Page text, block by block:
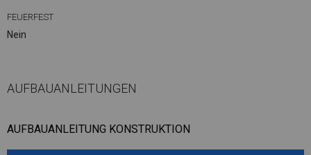
FEUERFEST
Nein
AUFBAUANLEITUNGEN
AUFBAUANLEITUNG KONSTRUKTION